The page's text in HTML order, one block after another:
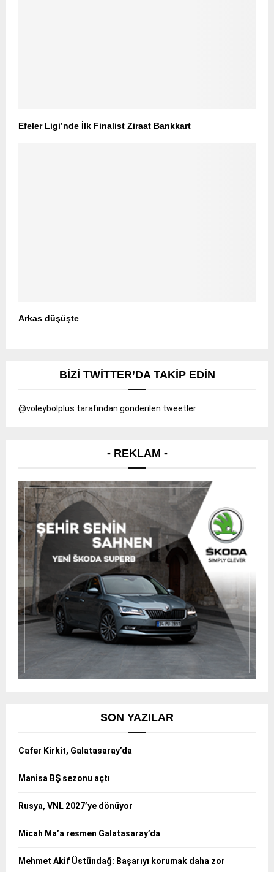
Efeler Ligi’nde İlk Finalist Ziraat Bankkart
Arkas düşüşte
BIZI TWITTER’DA TAKIP EDIN
@voleybolplus tarafından gönderilen tweetler
- REKLAM -
SON YAZILAR
Cafer Kirkit, Galatasaray’da
Manisa BŞ sezonu açtı
Rusya, VNL 2027’ye dönüyor
Micah Ma’a resmen Galatasaray’da
Mehmet Akif Üstündağ: Başarıyı korumak daha zor